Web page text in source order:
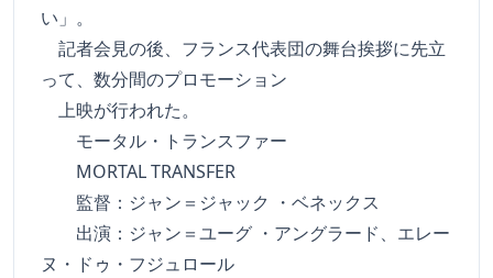
い」。
記者会見の後、フランス代表団の舞台挨拶に先立
って、数分間のプロモーション
上映が行われた。
モータル・トランスファー
MORTAL TRANSFER
監督：ジャン＝ジャック ・ベネックス
出演：ジャン＝ユーグ ・アングラード、エレー
ヌ・ドゥ・フジュロール